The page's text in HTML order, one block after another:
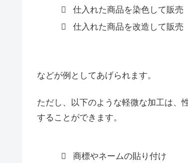
仕入れた商品を染色して販売
仕入れた商品を改造して販売
などが例としてあげられます。
ただし、以下のような軽微な加工は、
することができます。
商標やネームの貼り付け